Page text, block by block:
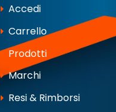
Accedi
Carrello
Prodotti
Marchi
Resi & Rimborsi